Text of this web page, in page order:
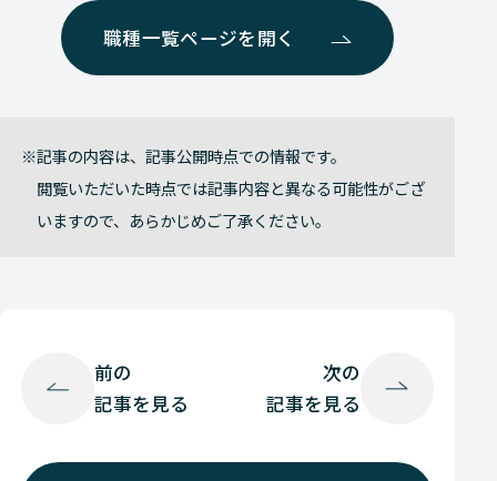
職種一覧ページを開く
記事の内容は、記事公開時点での情報です。
閲覧いただいた時点では記事内容と異なる可能性がござ
いますので、あらかじめご了承ください。
前の
記事を見る
次の
記事を見る